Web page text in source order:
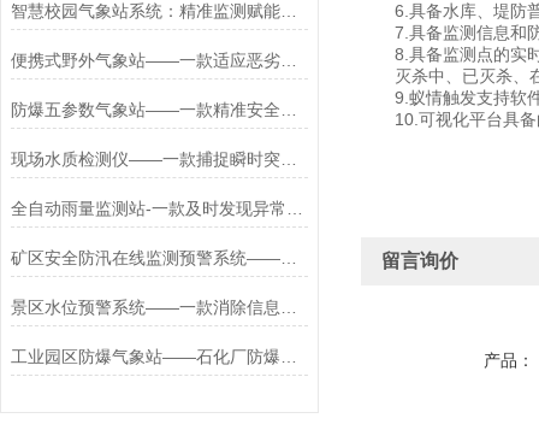
智慧校园气象站系统：精准监测赋能校园科普与智慧运维
便携式野外气象站——一款适应恶劣环境小型便携式自动气象站2024顺丰发货
现场水质检测仪——一款捕捉瞬时突变的的公园水质检测仪2026+派+送
矿区安全防汛在线监测预警系统——一款耀眼爆的GNSS监测站2024全+国+发+货
6.具备水库、堤防普
7.具备监测信息和防
8.具备监测点的实时
灭杀中、已灭杀、在
9.蚁情触发支持软件
10.可视化平台具备
留言询价
产品：